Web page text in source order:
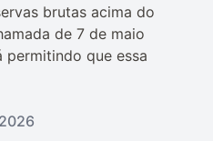
brutas acima do
de 7 de maio
permitindo que essa